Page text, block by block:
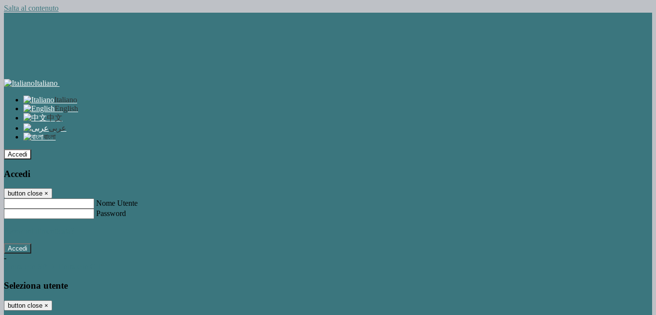
Salta al contenuto
Italiano
Italiano
English
中文
عربى
বাংলা
Accedi
Accedi
button close ×
Nome Utente
Password
-
Seleziona utente
button close ×